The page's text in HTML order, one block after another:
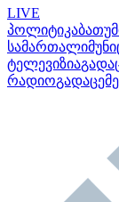
LIVE
პოლიტიკა
სამართალი
ტელევიზია
რადიო